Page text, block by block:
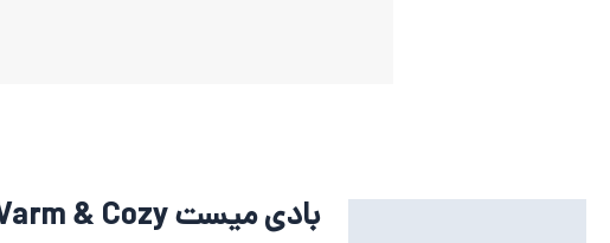
بادی میست Glazed Warm & Cozy از پینک (ویکتوریا سکرت)